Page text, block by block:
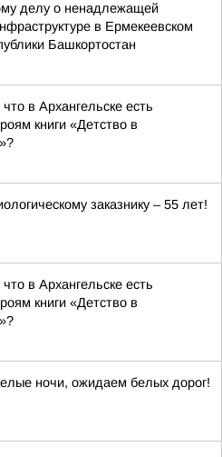
делу о ненадлежащей
в Ермекеевском
Башкортостан
в Архангельске есть
книги «Детство в
заказнику – 55 лет!
в Архангельске есть
книги «Детство в
ночи, ожидаем белых дорог!